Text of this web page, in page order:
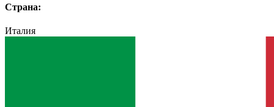
Страна:
Италия